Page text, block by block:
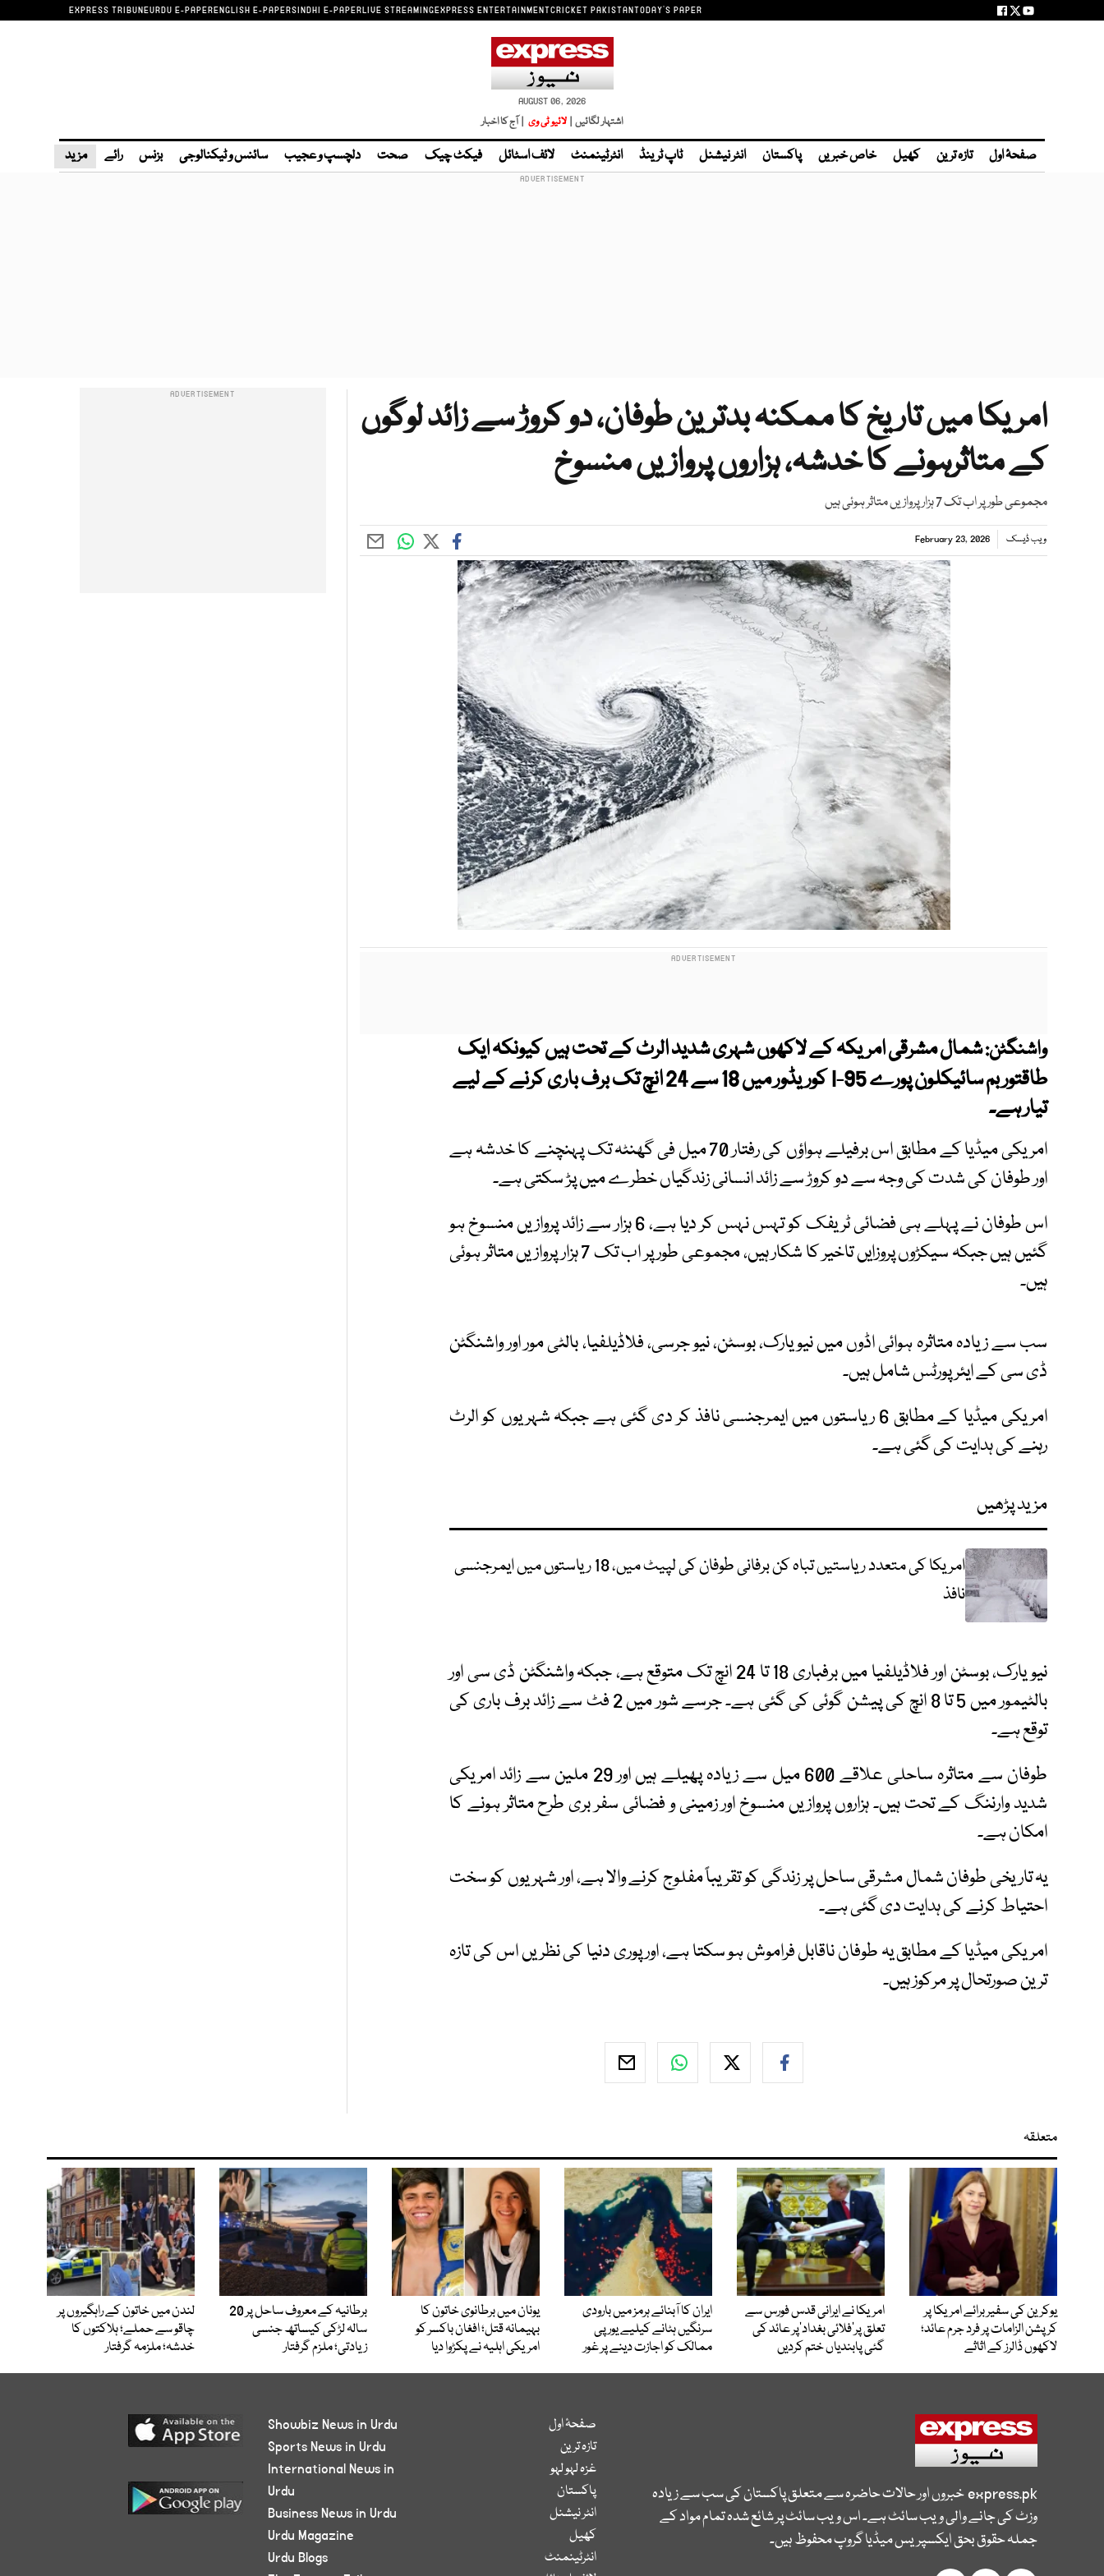
EXPRESS TRIBUNEURDU E-PAPERENGLISH E-PAPERSINDHI E-PAPERLIVE STREAMINGEXPRESS ENTERTAINMENTCRICKET PAKISTANTODAY'S PAPER
AUGUST 06, 2026
اشتہار لگائیں | لائیو ٹی وی | آج کا اخبار
صفحۂ اول تازہ ترین کھیل خاص خبریں پاکستان انٹر نیشنل ٹاپ ٹرینڈ انٹرٹینمنٹ لائف اسٹائل فیکٹ چیک صحت دلچسپ و عجیب سائنس و ٹیکنالوجی بزنس رائے مزید
امریکا میں تاریخ کا ممکنہ بدترین طوفان، دو کروڑ سے زائد لوگوں
کے متاثرہونے کا خدشہ، ہزاروں پروازیں منسوخ
مجموعی طور پر اب تک 7 ہزار پروازیں متاثر ہوئی ہیں
ویب ڈیسک February 23, 2026
واشنگٹن:شمال مشرقی امریکہ کے لاکھوں شہری شدید الرٹ کے تحت ہیں کیونکہ ایک
طاقتور بم سائیکلون پورے I-95 کوریڈور میں 18 سے 24 انچ تک برف باری کرنے کے لیے
تیار ہے۔
امریکی میڈیا کے مطابق اس برفیلے ہواؤں کی رفتار 70 میل فی گھنٹہ تک پہنچنے کا خدشہ ہے
اور طوفان کی شدت کی وجہ سے دو کروڑ سے زائد انسانی زندگیاں خطرے میں پڑ سکتی ہے۔
اس طوفان نے پہلے ہی فضائی ٹریفک کو تہس نہس کر دیا ہے، 6 ہزار سے زائد پروازیں منسوخ ہو
گئیں ہیں جبکہ سیکڑوں پروزایں تاخیر کا شکار ہیں، مجموعی طور پر اب تک 7 ہزار پروازیں متاثر ہوئی
ہیں۔
سب سے زیادہ متاثرہ ہوائی اڈوں میں نیویارک، بوسٹن، نیو جرسی، فلاڈیلفیا، بالٹی مور اور واشنگٹن
ڈی سی کے ایئرپورٹس شامل ہیں۔
امریکی میڈیا کے مطابق 6 ریاستوں میں ایمرجنسی نافذ کر دی گئی ہے جبکہ شہریوں کو الرٹ
رہنے کی ہدایت کی گئی ہے۔
مزید پڑھیں
امریکا کی متعدد ریاستیں تباہ کن برفانی طوفان کی لپیٹ میں، 18 ریاستوں میں ایمرجنسی
نافذ
نیو یارک، بوسٹن اور فلاڈیلفیا میں برفباری 18 تا 24 انچ تک متوقع ہے، جبکہ واشنگٹن ڈی سی اور
بالٹیمور میں 5 تا 8 انچ کی پیشن گوئی کی گئی ہے۔ جرسے شور میں 2 فٹ سے زائد برف باری کی
توقع ہے۔
طوفان سے متاثرہ ساحلی علاقے 600 میل سے زیادہ پھیلے ہیں اور 29 ملین سے زائد امریکی
شدید وارننگ کے تحت ہیں۔ ہزاروں پروازیں منسوخ اور زمینی و فضائی سفر بری طرح متاثر ہونے کا
امکان ہے۔
یہ تاریخی طوفان شمال مشرقی ساحل پر زندگی کو تقریباً مفلوج کرنے والا ہے، اور شہریوں کو سخت
احتیاط کرنے کی ہدایت دی گئی ہے۔
امریکی میڈیا کے مطابق یہ طوفان ناقابل فراموش ہو سکتا ہے، اور پوری دنیا کی نظریں اس کی تازہ
ترین صورتحال پر مرکوز ہیں۔
متعلقہ
یوکرین کی سفیر برائے امریکا پر
کرپشن الزامات پر فرد جرم عائد؛
لاکھوں ڈالرز کے اثاثے
امریکا نے ایرانی قدس فورس سے
تعلق پر’فلائی بغداد‘پر عائد کی
گئی پابندیاں ختم کردیں
ایران کا آبنائے ہرمز میں بارودی
سرنگیں ہٹانے کیلیے یورپی
ممالک کو اجازت دینے پر غور
یونان میں برطانوی خاتون کا
بہیمانہ قتل؛ افغان باکسر کو
امریکی اہلیہ نے پکڑوا دیا
برطانیہ کے معروف ساحل پر 20
سالہ لڑکی کیساتھ جنسی
زیادتی؛ ملزم گرفتار
لندن میں خاتون کے راہگیروں پر
چاقو سے حملے؛ ہلاکتوں کا
خدشہ؛ ملزمہ گرفتار
express.pkخبروں اور حالات حاضرہ سے متعلق پاکستان کی سب سے زیادہ
وزٹ کی جانے والی ویب سائٹ ہے۔ اس ویب سائٹ پر شائع شدہ تمام مواد کے
جملہ حقوق بحق ایکسپریس میڈیا گروپ محفوظ ہیں۔
صفحۂ اول
تازہ ترین
غزہ لہو لہو
پاکستان
انٹر نیشنل
کھیل
انٹرٹینمنٹ
Showbiz News in Urdu
Sports News in Urdu
International News in
Urdu
Business News in Urdu
Urdu Magazine
Urdu Blogs